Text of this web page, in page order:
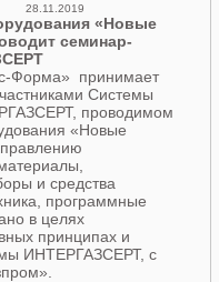
28.11.2019
«Новые
семинар-
Форма» принимает
Системы
проводимом
«Новые
и средства
программные
в целях
принципах и
ИНТЕРГАЗСЕРТ, с